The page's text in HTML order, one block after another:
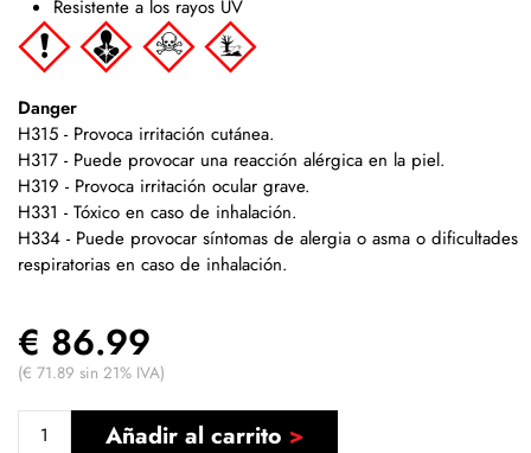
Resistente a los rayos UV
Danger
H315 - Provoca irritación cutánea.
H317 - Puede provocar una reacción alérgica en la piel.
H319 - Provoca irritación ocular grave.
H331 - Tóxico en caso de inhalación.
H334 - Puede provocar síntomas de alergia o asma o dificultades
respiratorias en caso de inhalación.
€ 86.99
(€ 71.89 sin 21% IVA)
Añadir al carrito